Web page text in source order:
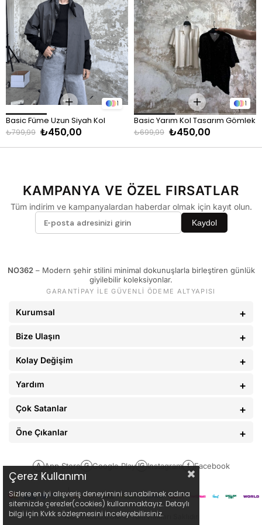
KULLANIM ALANI
Şort, jean ve kumaş pantolonlarla kolayca kombinlenebilir.
Özellikle ilkbahar ve yaz aylarında günlük kullanım, tatil ve şık
davetler için ideal bir tercihtir.
1
Basic Füme Uzun Siyah Kol
Oversize Gömlek Füme
₺450,00
₺799,99
1
Basic Yarım Kol Tasarım Gömlek
- Siyah
₺450,00
₺699,99
KAMPANYA VE ÖZEL FIRSATLAR
Tüm indirim ve kampanyalardan haberdar olmak için kayıt olun.
Kaydol
NO362 – Modern şehir stilini minimal dokunuşlarla birleştiren günlük
giyilebilir koleksiyonlar.
GARANTİPAY İLE GÜVENLİ ÖDEME ALTYAPISI
Kurumsal
Bize Ulaşın
Kolay Değişim
Yardım
Çok Satanlar
Öne Çıkanlar
A App Store G Google Play IG Instagram f Facebook
NO362CLO.COM© Tüm Hakları Saklıdır
Çerez Kullanımı
Sizlere en iyi alışveriş deneyimini sunabilmek adına
sitemizde çerezler(cookies) kullanmaktayız. Detaylı
bilgi için Kvkk sözleşmesini inceleyebilirsiniz.